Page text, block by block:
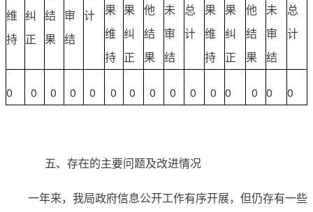
维
持
纠
正
结
果
审
结
计
果
维
持
果
纠
正
他
结
果
未
审
结
总
计
果
维
持
果
纠
正
他
结
果
未
审
结
总
计
0 0 0 0 0 0 0 0 0 0 0 0 0 0 0
五、存在的主要问题及改进情况
一年来，我局政府信息公开工作有序开展，但仍存有一些